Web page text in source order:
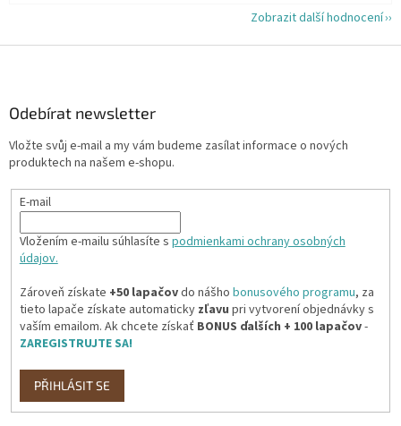
Zobrazit další hodnocení
Odebírat newsletter
Vložte svůj e-mail a my vám budeme zasílat informace o nových
produktech na našem e-shopu.
E-mail
Vložením e-mailu súhlasíte s podmienkami ochrany osobných
údajov.
Zároveň získate +50 lapačovdo nášho bonusového programu, za
tieto lapače získate automaticky zľavu pri vytvorení objednávky s
vaším emailom. Ak chcete získať BONUS ďalších + 100 lapačov-
ZAREGISTRUJTE SA!
PŘIHLÁSIT SE